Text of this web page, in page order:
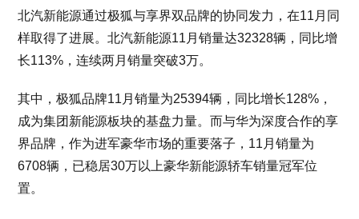
北汽新能源通过极狐与享界双品牌的协同发力，在11月同
样取得了进展。北汽新能源11月销量达32328辆，同比增
长113%，连续两月销量突破3万。
其中，极狐品牌11月销量为25394辆，同比增长128%，
成为集团新能源板块的基盘力量。而与华为深度合作的享
界品牌，作为进军豪华市场的重要落子，11月销量为
6708辆，已稳居30万以上豪华新能源轿车销量冠军位
置。